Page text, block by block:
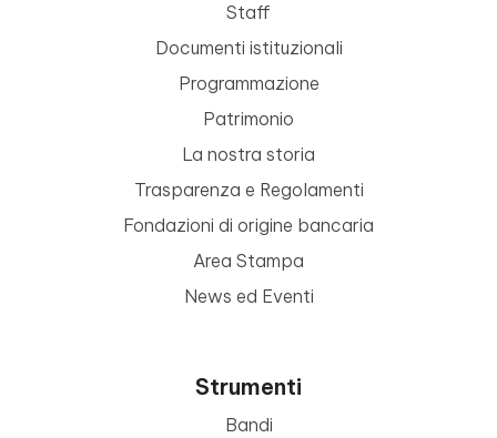
Staff
Documenti istituzionali
Programmazione
Patrimonio
La nostra storia
Trasparenza e Regolamenti
Fondazioni di origine bancaria
Area Stampa
News ed Eventi
Strumenti
Bandi